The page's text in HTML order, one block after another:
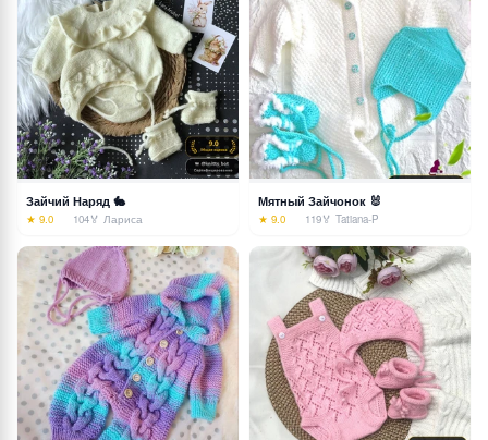
Зайчий Наряд 🐇
★ 9.0 104🏅 Лариса
Мятный Зайчонок 🐰
★ 9.0 119🏅 Tatiana-P